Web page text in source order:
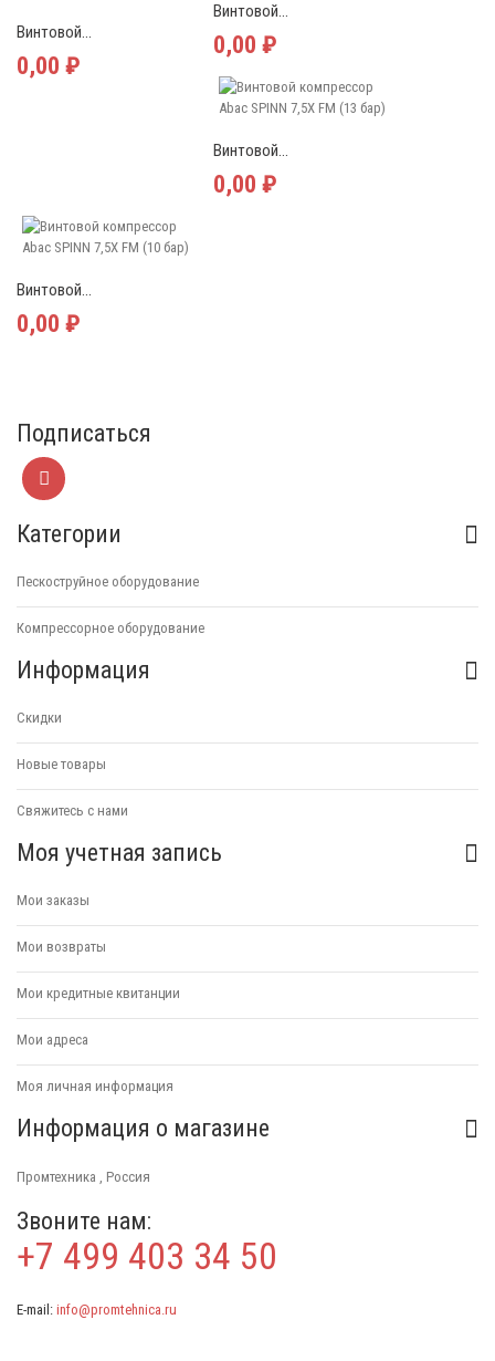
Винтовой...
0,00 ₽
Винтовой...
0,00 ₽
Винтовой...
0,00 ₽
Винтовой...
0,00 ₽
Подписаться
Категории
Пескоструйное оборудование
Компрессорное оборудование
Информация
Скидки
Новые товары
Свяжитесь с нами
Моя учетная запись
Мои заказы
Мои возвраты
Мои кредитные квитанции
Мои адреса
Моя личная информация
Информация о магазине
Промтехника , Россия
Звоните нам:
+7 499 403 34 50
E-mail: info@promtehnica.ru